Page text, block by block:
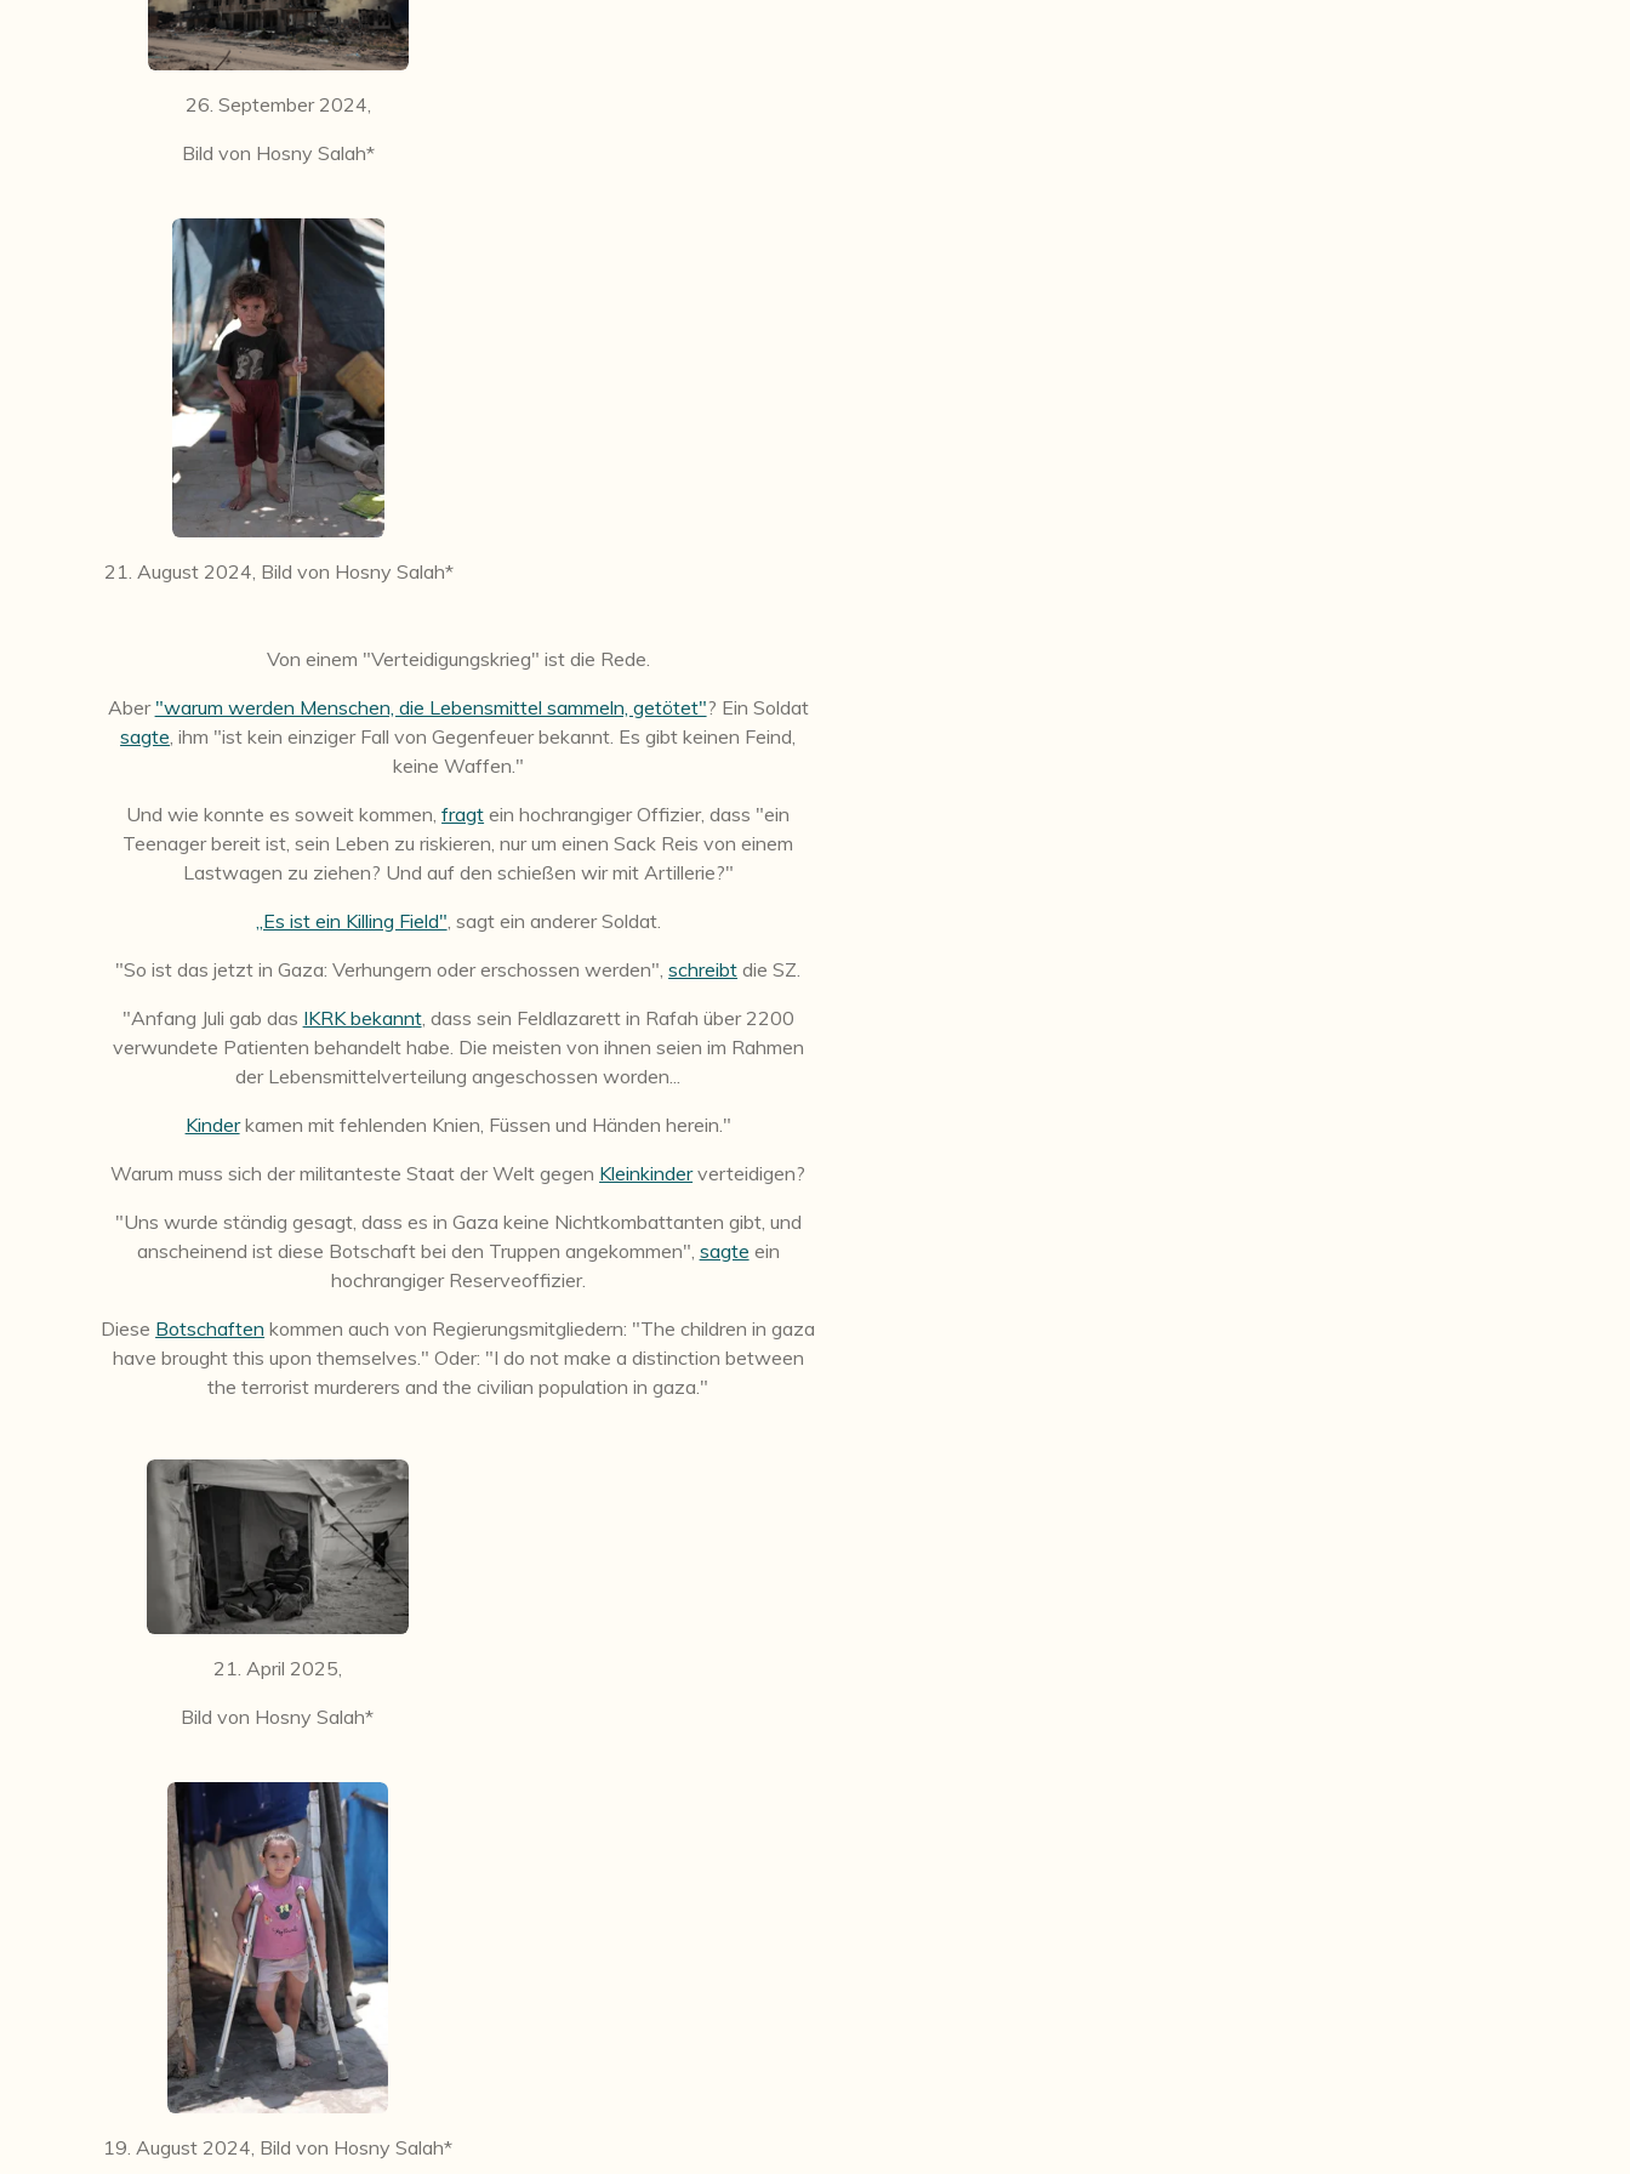
26. September 2024,
Bild von Hosny Salah*
21. August 2024, Bild von Hosny Salah*
Von einem "Verteidigungskrieg" ist die Rede.
Aber "warum werden Menschen, die Lebensmittel sammeln, getötet"? Ein Soldat
sagte , ihm "ist kein einziger Fall von Gegenfeuer bekannt. Es gibt keinen Feind,
keine Waffen."
Und wie konnte es soweit kommen,fragt ein hochrangiger Offizier, dass "ein
Teenager bereit ist, sein Leben zu riskieren, nur um einen Sack Reis von einem
Lastwagen zu ziehen? Und auf den schießen wir mit Artillerie?"
„Es ist ein Killing Field" , sagt ein anderer Soldat.
"So ist das jetzt in Gaza: Verhungern oder erschossen werden",schreibt die SZ.
"Anfang Juli gab das IKRK bekannt, dass sein Feldlazarett in Rafah über 2200
verwundete Patienten behandelt habe. Die meisten von ihnen seien im Rahmen
der Lebensmittelverteilung angeschossen worden...
Kinderkamen mit fehlenden Knien, Füssen und Händen herein ."
Warum muss sich der militanteste Staat der Welt gegen Kleinkinderverteidigen?
"Uns wurde ständig gesagt, dass es in Gaza keine Nichtkombattanten gibt, und
anscheinend ist diese Botschaft bei den Truppen angekommen", sagte ein
hochrangiger Reserveoffizier.
Diese Botschaften kommen auch von Regierungsmitgliedern: "The children in gaza
have brought this upon themselves." Oder: "I do not make a distinction between
the terrorist murderers and the civilian population in gaza."
21. April 2025,
Bild von Hosny Salah*
19. August 2024, Bild von Hosny Salah*